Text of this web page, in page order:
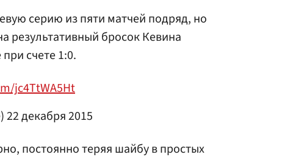
серию из пяти матчей подряд, но
результативный бросок Кевина
счете 1:0.
jc4TtWA5Ht
22 декабря 2015
постоянно теряя шайбу в простых